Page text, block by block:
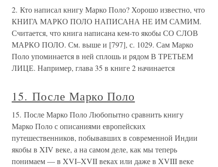
2. Кто написал книгу Марко Поло? Хорошо известно, что
КНИГА МАРКО ПОЛО НАПИСАНА НЕ ИМ САМИМ.
Считается, что книга написана кем-то якобы СО СЛОВ
МАРКО ПОЛО. См. выше и [797], с. 1029. Сам Марко
Поло упоминается в ней сплошь и рядом В ТРЕТЬЕМ
ЛИЦЕ. Например, глава 35 в книге 2 начинается
15. После Марко Поло
15. После Марко Поло Любопытно сравнить книгу
Марко Поло с описаниями европейских
путешественников, побывавших в современной Индии
якобы в XIV веке, а на самом деле, как мы теперь
понимаем — в XVI–XVII веках или даже в XVIII веке